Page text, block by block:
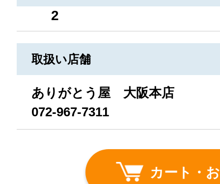
2
取扱い店舗
ありがとう屋 大阪本店
072-967-7311
カート・